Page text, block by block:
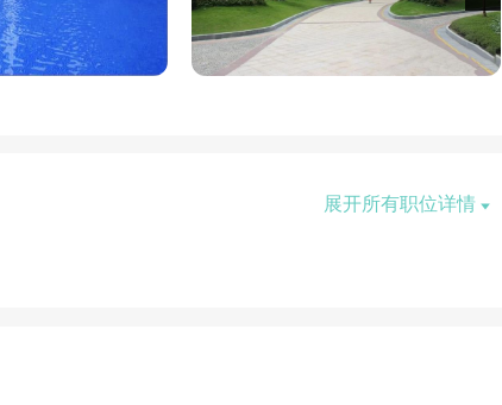
务的差异化优势，满足业户的个性化需要，努力为客户营
物业全体员工将一如既往，用真心铸就品质，用热枕创造
展开所有职位详情 